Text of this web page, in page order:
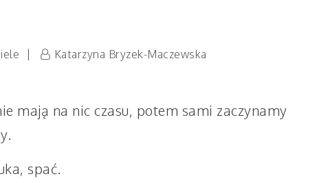
Katarzyna Bryzek-Maczewska
mają na nic czasu, potem sami zaczynamy
spać.